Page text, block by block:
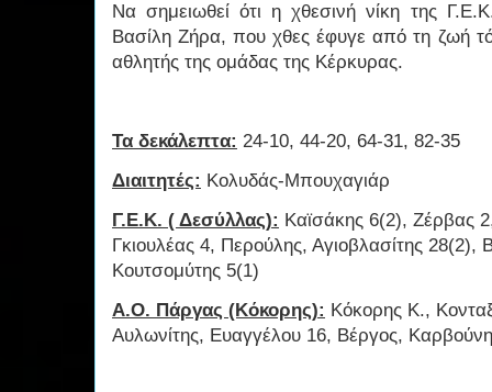
Να σημειωθεί ότι η χθεσινή νίκη της
Βασίλη Ζήρα, που χθες έφυγε από τη ζωή
αθλητής της ομάδας της Κέρκυρας.
Τα δεκάλεπτα: 24-10, 44-20, 64-31, 82-35
Διαιτητές: Κολυδάς-Μπουχαγιάρ
Γ.Ε.Κ. ( Δεσύλλας): Καϊσάκης 6(2), Ζέρβας
Γκιουλέας 4, Περούλης, Αγιοβλασίτης 28(2),
Κουτσομύτης 5(1)
Α.Ο. Πάργας (Κόκορης): Κόκορης Κ.,
Αυλωνίτης, Ευαγγέλου 16, Βέργος,